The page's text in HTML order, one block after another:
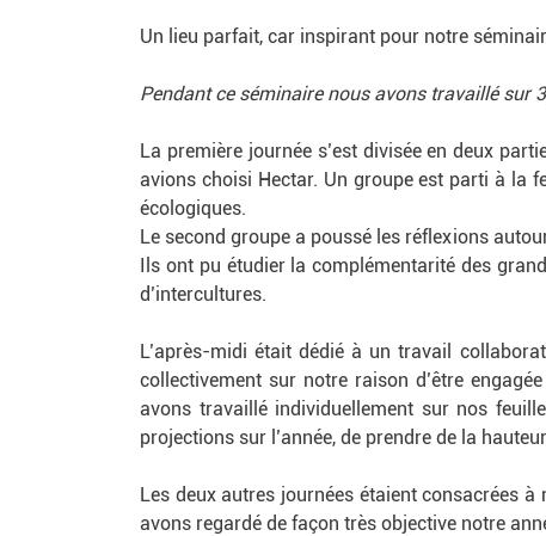
Un lieu parfait, car inspirant pour notre
Pendant ce séminaire nous avons travaillé sur
La première journée s’est divisée en deux
avions choisi Hectar. Un groupe est parti à la
écologiques.
Le second groupe a poussé les réflexions
Ils ont pu étudier la complémentarité des
d’intercultures.
L’après-midi était dédié à un travail
collectivement sur notre raison d’être
avons travaillé individuellement sur nos
projections sur l’année, de prendre de la
Les deux autres journées étaient consacrées
avons regardé de façon très objective notre